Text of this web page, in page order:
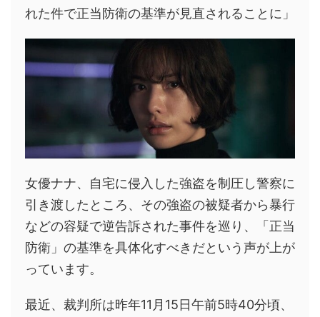
れた件で正当防衛の基準が見直されることに」
女優ナナ、自宅に侵入した強盗を制圧し警察に
引き渡したところ、その強盗の被疑者から暴行
などの容疑で逆告訴された事件を巡り、「正当
防衛」の基準を具体化すべきだという声が上が
っています。
最近、裁判所は昨年11月15日午前5時40分頃、